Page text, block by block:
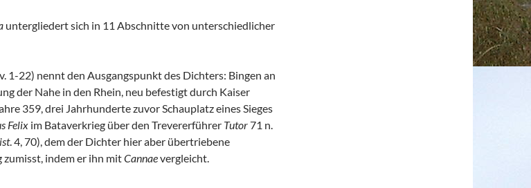
untergliedert sich in 11 Abschnitte von unterschiedlicher
1-22) nennt den Ausgangspunkt des Dichters: Bingen an
der Nahe in den Rhein, neu befestigt durch Kaiser
359, drei Jahrhunderte zuvor Schauplatz eines Sieges
Felix im Bataverkrieg über den Trevererführer Tutor71 n.
. 4, 70), dem der Dichter hier aber übertriebene
zumisst, indem er ihn mitCannaevergleicht.